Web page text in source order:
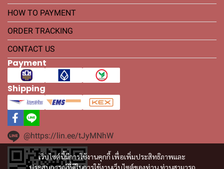
เว็บไซต์นี้มีการใช้งานคุกกี้ เพื่อเพิ่มประสิทธิภาพและ
ประสบการณ์ที่ดีในการใช้งานเว็บไซต์ของท่าน ท่านสามารถ
HOW TO PAYMENT
ORDER TRACKING
CONTACT US
Payment
Shipping
@https://lin.ee/tJyMNhW